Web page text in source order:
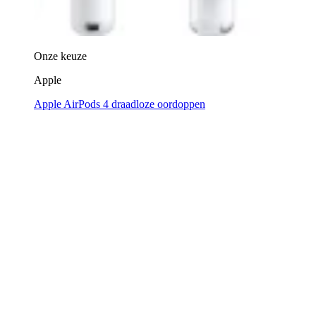
Onze keuze
Apple
Apple AirPods 4 draadloze oordoppen